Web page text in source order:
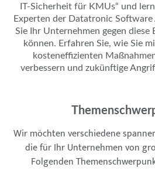
IT-Sicherheit für KMUs“ und
Experten der Datatronic Software
Sie Ihr Unternehmen gegen diese
können. Erfahren Sie, wie Sie
kosteneffizienten
verbessern und zukünftige
Wir möchten verschiedene
die für Ihr Unternehmen von
Folgenden